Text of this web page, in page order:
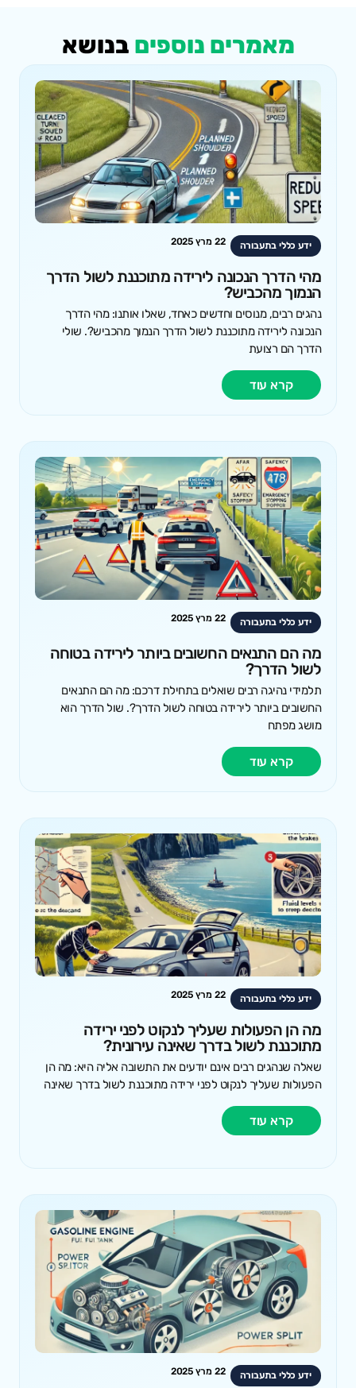
מאמרים נוספים בנושא
ידע כללי בתעבורה 22 מרץ 2025
מהי הדרך הנכונה לירידה מתוכננת לשול הדרך
הנמוך מהכביש?
נהגים רבים, מנוסים וחדשים כאחד, שאלו אותנו: מהי הדרך
הנכונה לירידה מתוכננת לשול הדרך הנמוך מהכביש?. שולי
הדרך הם רצועת
קרא עוד
ידע כללי בתעבורה 22 מרץ 2025
מה הם התנאים החשובים ביותר לירידה בטוחה
לשול הדרך?
תלמידי נהיגה רבים שואלים בתחילת דרכם: מה הם התנאים
החשובים ביותר לירידה בטוחה לשול הדרך?. שול הדרך הוא
מושג מפתח
קרא עוד
ידע כללי בתעבורה 22 מרץ 2025
מה הן הפעולות שעליך לנקוט לפני ירידה
מתוכננת לשול בדרך שאינה עירונית?
שאלה שנהגים רבים אינם יודעים את התשובה אליה היא: מה הן
הפעולות שעליך לנקוט לפני ירידה מתוכננת לשול בדרך שאינה
קרא עוד
ידע כללי בתעבורה 22 מרץ 2025